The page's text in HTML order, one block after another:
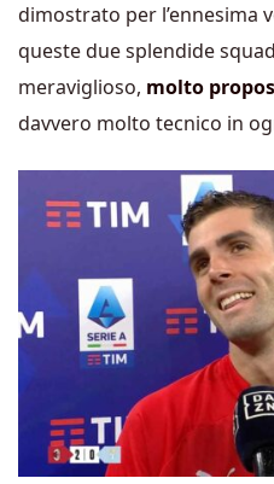
dimostrato per l’ennesima
queste due splendide
meraviglioso, molto
davvero molto tecnico in